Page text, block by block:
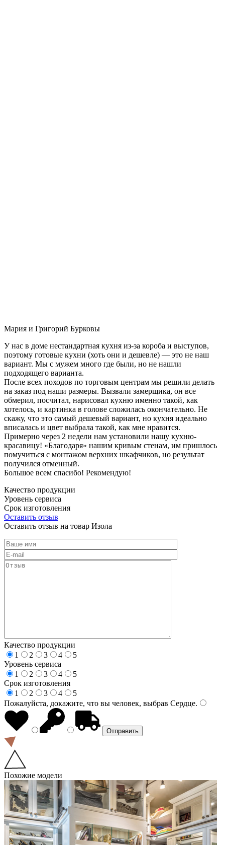
Мария и Григорий Бурковы
У нас в доме нестандартная кухня из-за короба и выступов,
поэтому готовые кухни (хоть они и дешевле) — это не наш
вариант. Мы с мужем много где были, но не нашли
подходящего варианта.
После всех походов по торговым центрам мы решили делать
на заказ под наши размеры. Вызвали замерщика, он все
обмерил, посчитал, нарисовал кухню именно такой, как
хотелось, и картинка в голове сложилась окончательно. Не
скажу, что это самый дешевый вариант, но кухня идеально
вписалась и цвет выбрала такой, как мне нравится.
Примерно через 2 недели нам установили нашу кухню-
красавицу! «Благодаря» нашим кривым стенам, им пришлось
помучиться с монтажом верхних шкафчиков, но результат
получился отменный.
Большое всем спасибо! Рекомендую!
Качество продукции
Уровень сервиса
Срок изготовления
Оставить отзыв
Оставить отзыв на товар Изола
Качество продукции
1
2 3 4
5
Уровень сервиса
1
2 3 4
5
Срок изготовления
1
2 3 4
5
Пожалуйста, докажите, что вы человек, выбрав Сердце.
Похожие модели